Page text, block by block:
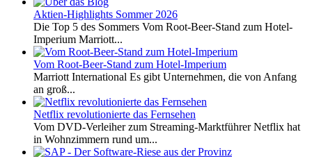
Aktien-Highlights Sommer 2026
Die Top 5 des Sommers Vom Root-Beer-Stand zum Hotel-
Imperium Marriott...
Vom Root-Beer-Stand zum Hotel-Imperium
Marriott International Es gibt Unternehmen, die von Anfang
an groß...
Netflix revolutionierte das Fernsehen
Vom DVD-Verleiher zum Streaming-Marktführer Netflix hat
in Wohnzimmern rund um...